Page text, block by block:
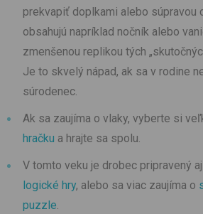
prekvapiť doplkami alebo súpravou
obsahujú napríklad nočník alebo
zmenšenou replikou tých
Je to skvelý nápad, ak sa v rodine
súrodenec.
Ak sa zaujíma o vlaky, vyberte si
hračku a hrajte sa spolu.
V tomto veku je drobec pripravený
logické hry, alebo sa viac zaujíma o
puzzle.